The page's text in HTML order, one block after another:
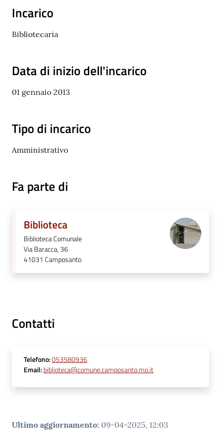
o
i
l
o
l
n
e
Sportello
telematico
SUE
Tutti
Incarico
Bibliotecaria
Data di inizio dell'incarico
01 gennaio 2013
Tipo di incarico
Amministrativo
Fa parte di
Biblioteca
Biblioteca Comunale
Via Baracca, 36
41031 Camposanto
Contatti
Telefono:053580936
Email:biblioteca@comune.camposanto.mo.it
Ultimo aggiornamento: 09-04-2025, 12:03